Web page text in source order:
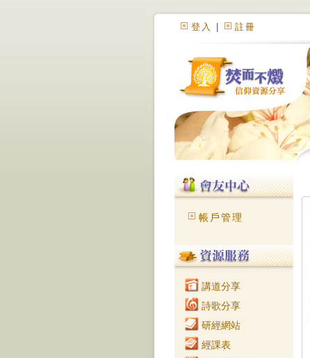
登入 註冊
帳戶管理
講道分享
詩歌分享
研經網站
經課表